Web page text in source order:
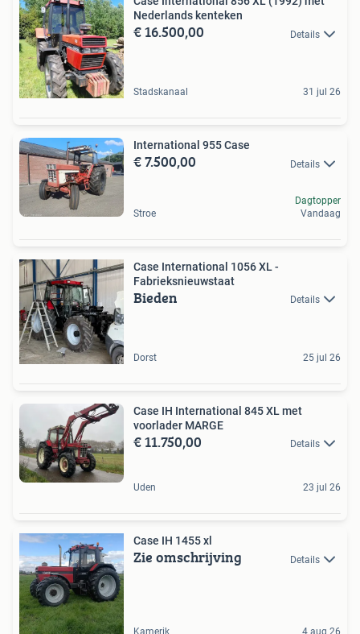
Nederlands kenteken
€ 16.500,00 Details
Stadskanaal 31 jul 26
International 955 Case
€ 7.500,00 Details
Stroe
Dagtopper
Vandaag
Case International 1056 XL -
Fabrieksnieuwstaat
Bieden Details
Dorst 25 jul 26
Case IH International 845 XL met
voorlader MARGE
€ 11.750,00 Details
Uden 23 jul 26
Case IH 1455 xl
Zie omschrijving Details